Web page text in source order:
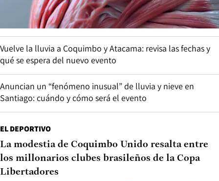
Vuelve la lluvia a Coquimbo y Atacama: revisa las fechas y
qué se espera del nuevo evento
Anuncian un “fenómeno inusual” de lluvia y nieve en
Santiago: cuándo y cómo será el evento
EL DEPORTIVO
La modestia de Coquimbo Unido resalta entre
los millonarios clubes brasileños de la Copa
Libertadores